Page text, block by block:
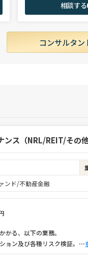
験のハイポテンシャル層や
ップを狙うミドル～ハイク
相談する
コンサルタン
ンス（NRL/REIT/その
ンド/不動産金融
かる、以下の業務。
ョン及び各種リスク検証。 ⋯